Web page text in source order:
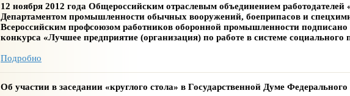
12 ноября 2012 года Общероссийским отраслевым объединением
Департаментом промышленности обычных вооружений, боеприпасов и
Всероссийским профсоюзом работников оборонной промышленности подписано
конкурса «Лучшее предприятие (организация) по работе в системе социального
Подробно
Об участии в заседании «круглого стола» в Государственной Думе